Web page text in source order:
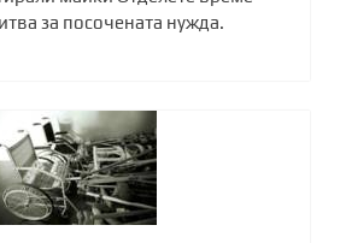
за посочената нужда.